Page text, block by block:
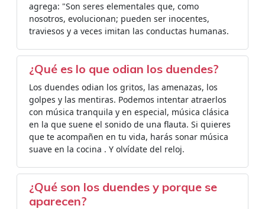
agrega: "Son seres elementales que, como
nosotros, evolucionan; pueden ser inocentes,
traviesos y a veces imitan las conductas humanas.
¿Qué es lo que odian los duendes?
Los duendes odian los gritos, las amenazas, los
golpes y las mentiras. Podemos intentar atraerlos
con música tranquila y en especial, música clásica
en la que suene el sonido de una flauta. Si quieres
que te acompañen en tu vida, harás sonar música
suave en la cocina . Y olvídate del reloj.
¿Qué son los duendes y porque se
aparecen?